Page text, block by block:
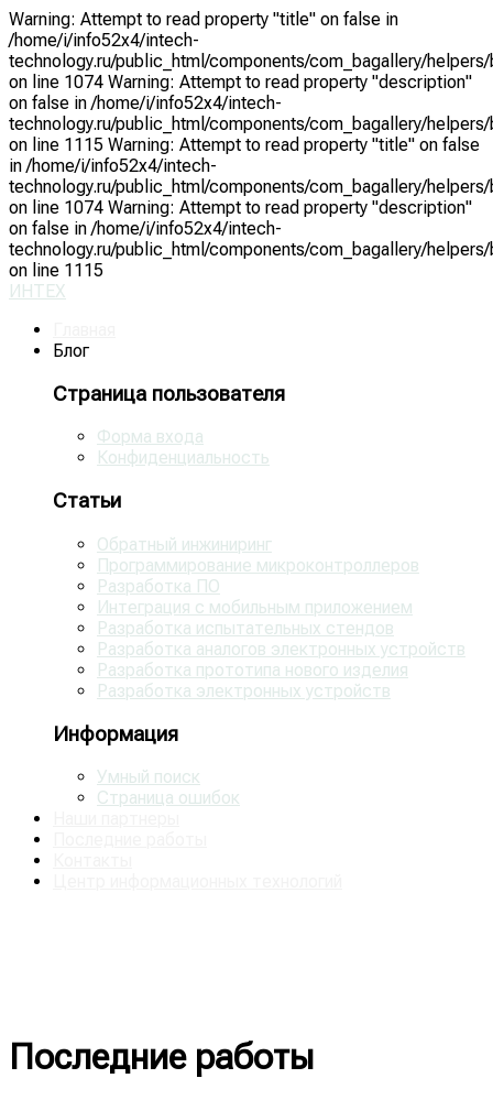
Warning: Attempt to read property "title" on false in
/home/i/info52x4/intech-
technology.ru/public_html/components/com_bagallery/helpers/
on line 1074 Warning: Attempt to read property "description"
on false in /home/i/info52x4/intech-
technology.ru/public_html/components/com_bagallery/helpers/
on line 1115 Warning: Attempt to read property "title" on false
in /home/i/info52x4/intech-
technology.ru/public_html/components/com_bagallery/helpers/
on line 1074 Warning: Attempt to read property "description"
on false in /home/i/info52x4/intech-
technology.ru/public_html/components/com_bagallery/helpers/
on line 1115
ИНТЕХ
Блог
Страница пользователя
Форма входа
Конфиденциальность
Статьи
Обратный инжиниринг
Программирование микроконтроллеров
Разработка ПО
Интеграция с мобильным приложением
Разработка испытательных стендов
Разработка аналогов электронных устройств
Разработка прототипа нового изделия
Разработка электронных устройств
Информация
Умный поиск
Страница ошибок
Последние работы